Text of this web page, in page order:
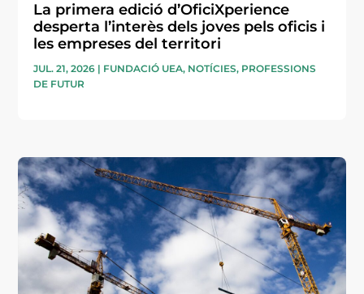
La primera edició d’OficiXperience
desperta l’interès dels joves pels oficis i
les empreses del territori
JUL. 21, 2026 | FUNDACIÓ UEA, NOTÍCIES, PROFESSIONS
DE FUTUR